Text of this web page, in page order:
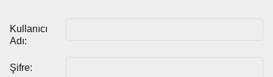
Kullanıcı
Adı:
Şifre: